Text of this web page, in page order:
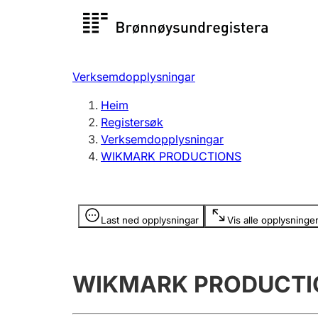
Registersøk
Registrere, endre, slette
Verksemdopplysningar
Heim
Registersøk
Verksemdopplysningar
WIKMARK PRODUCTIONS
Last ned opplysningar Vis alle opplysninger
Opplysninger er skjult
WIKMARK